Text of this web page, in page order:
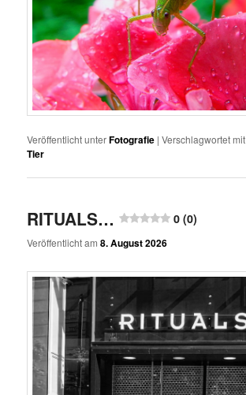
Veröffentlicht unterFotografie |Verschlagwortet mit
Tier
RITUALS… 0 (0)
Veröffentlicht am8. August 2026